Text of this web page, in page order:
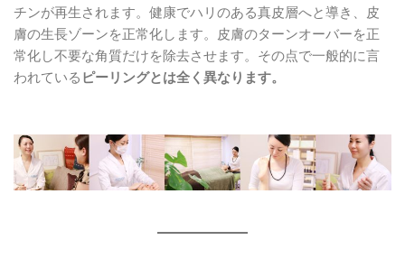
チンが再生されます。健康でハリのある真皮層へと導き、皮
膚の生長ゾーンを正常化します。皮膚のターンオーバーを正
常化し不要な角質だけを除去させます。その点で一般的に言
われている ピーリングとは全く異なります。